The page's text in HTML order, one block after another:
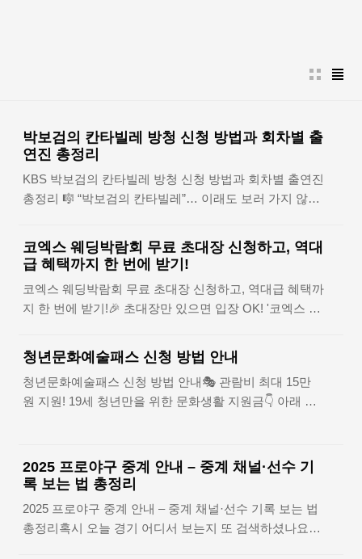
박보검의 칸타빌레 방청 신청 방법과 회차별 출
연진 총정리
KBS 박보검의 칸타빌레 방청 신청 방법과 회차별 출연진
총정리 🎼 “박보검의 칸타빌레”… 이래도 보러 가지 않으
나보세요! 방청신청 바로가기방송 및 프로그램 개요항목
내용프로그램명박보검의 칸타빌레방송 채널KBS2 (더
시즌즈 시즌7)방송 시간매주 금요일 밤 10시첫 방송일
2025년 3월 14일MC박보검방청 녹화매주 화요일, KBS
신관 공개홀‘칸타빌레(Cantabile)’는 ‘노래하듯이’를 뜻하
마 ‘내일도 칸타빌레’와의 연결성을 담은 감성적 시그니
까지, 음악에 진심인 MC의 존재감출연 아티스트 & 회차
별 주요 무대 📌 회차별 구성 요약..
코엑스 웨딩박람회 무료 초대장 신청하고, 역대
급 혜택까지 한 번에 받기!
코엑스 웨딩박람회 무료 초대장 신청하고, 역대급 혜택까
지 한 번에 받기!🎉 초대장만 있으면 입장 OK! '코엑스 웨
준비의 첫 걸음 지금 시작해보세요! 무료 초대권 신청 📨
웨딩박람회 정보제376회 웨덱스 웨딩박람회, 2025년 상
반기 최대 규모2025년 4월 26일(토)~27일(일), 오전 11시
~ 오후 8시 운영삼성동 코엑스 3층 C홀, 초대장 신청 시
구역내용입구 안내데스크초대장 등록 → 결혼 체크리스
트 수령 및 플래너 배정웨딩 플래닝존1:1 맞춤 컨설팅 /
인기 웨딩홀 실시간 예약 상담드레스 & 메이크업존신상
드레스 피팅..
청년문화예술패스 신청 방법 안내
청년문화예술패스 신청 방법 안내🎭 관람비 최대 15만
원 지원! 19세 청년만을 위한 문화생활 지원금👇 아래 버
대상국비 10만 원 + 지방비 최대 5만 원 → 연 최대 15만
원 지원공연·전시 관람 시 사용 가능한 포인트 또는 상품
파크·YES24) 회원가입 및 본인인증청년문화예술패스 누
리집에서 간단히 신청신청 후 자격 확인 → 포인트 또는
2025 프로야구 중계 안내 – 중계 채널·선수 기
록 보는 법 총정리
2025 프로야구 중계 안내 – 중계 채널·선수 기록 보는 법
총정리혹시 오늘 경기 어디서 보는지 또 검색하셨나요?